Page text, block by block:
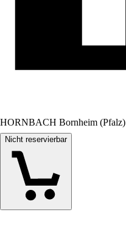
HORNBACH Bornheim (Pfalz)
Nicht reservierbar